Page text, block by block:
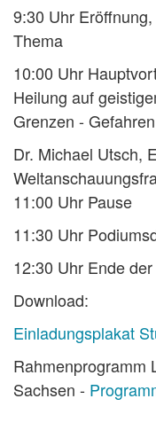
9:30 Uhr
Thema
10:00 Uhr
Heilung auf
Grenzen - Gefahren
Dr. Michael Utsch,
11:00 Uhr Pause
11:30 Uhr
12:30 Uhr Ende
Download:
Einladungsplakat
Rahmenprogramm
Sachsen -